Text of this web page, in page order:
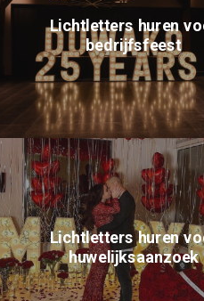
Lichtletters huren
bedrijfsfeest
Lichtletters huren
huwelijksaanzoek